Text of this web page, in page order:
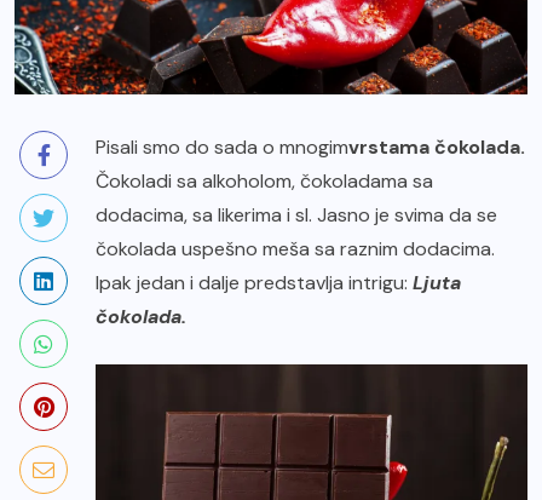
Pisali smo do sada o mnogimvrstama čokolada.
Čokoladi sa alkoholom, čokoladama sa
dodacima, sa likerima i sl. Jasno je svima da se
čokolada uspešno meša sa raznim dodacima.
Ipak jedan i dalje predstavlja intrigu: Ljuta
čokolada.